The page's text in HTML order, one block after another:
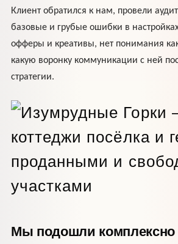
Клиент обратился к нам, провели
базовые и грубые ошибки в
офферы и креативы, нет понимания
какую воронку коммуникации с ней
стратегии.
Мы подошли комплексно